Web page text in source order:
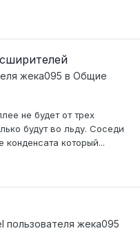
жека095 в Общие
не будет от трех
будут во льду. Соседи
конденсата который...
пользователя жека095